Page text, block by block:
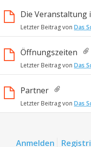
Die Veranstaltung
Letzter Beitrag von Das
Öffnungszeiten
Letzter Beitrag von Das
Partner
Letzter Beitrag von Das
Anmelden